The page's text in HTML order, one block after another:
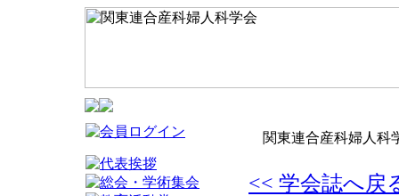
関東連合産科婦人科
<< 学会誌へ戻